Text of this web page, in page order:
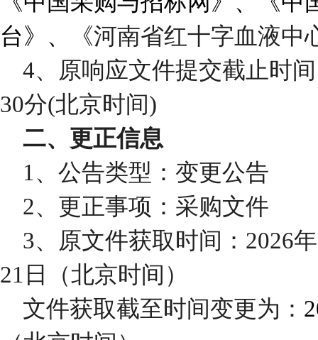
台》 、
《河南省红十字血液中
4、原响应文件提交截止时
30分(北京时间)
二、更正信息
1、公告类型：变更公告
2、更正事项：采购文件
3、原文件获取时间：2026年
21 日（北京时间）
文件获取截至时间变更为：